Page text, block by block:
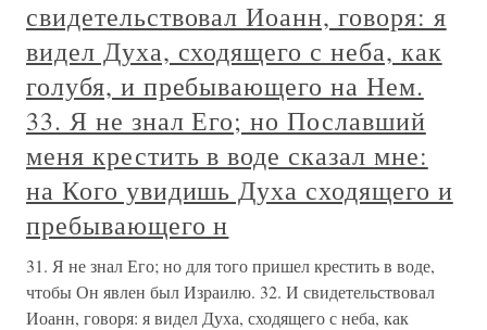
свидетельствовал Иоанн, говоря: я
видел Духа, сходящего с неба, как
голубя, и пребывающего на Нем.
33. Я не знал Его; но Пославший
меня крестить в воде сказал мне:
на Кого увидишь Духа сходящего и
пребывающего н
31. Я не знал Его; но для того пришел крестить в воде,
чтобы Он явлен был Израилю. 32. И свидетельствовал
Иоанн, говоря: я видел Духа, сходящего с неба, как